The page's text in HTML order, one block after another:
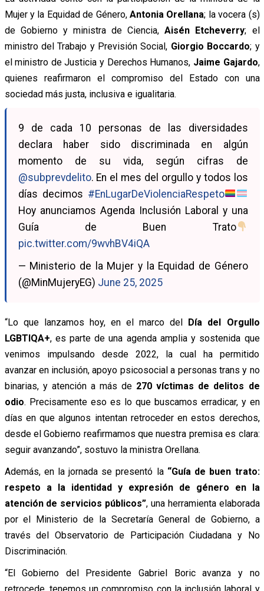
Mujer y la Equidad de Género,Antonia Orellana; la vocera (s)
de Gobierno y ministra de Ciencia,Aisén Etcheverry; el
ministro del Trabajo y Previsión Social, Giorgio Boccardo; y
el ministro de Justicia y Derechos Humanos, Jaime Gajardo,
quienes reafirmaron el compromiso del Estado con una
sociedad más justa, inclusiva e igualitaria.
9 de cada 10 personas de las diversidades
declara haber sido discriminada en algún
momento de su vida, según cifras de
@subprevdelito. En el mes del orgullo y todos los
días decimos #EnLugarDeViolenciaRespeto
Hoy anunciamos Agenda Inclusión Laboral y una
Guía de Buen Trato
pic.twitter.com/9wvhBV4iQA
— Ministerio de la Mujer y la Equidad de Género
(@MinMujeryEG) June 25, 2025
“Lo que lanzamos hoy, en el marco del Día del Orgullo
LGBTIQA+, es parte de una agenda amplia y sostenida que
venimos impulsando desde 2022, la cual ha permitido
avanzar en inclusión, apoyo psicosocial a personas trans y no
binarias, y atención a más de 270 víctimas de delitos de
odio. Precisamente eso es lo que buscamos erradicar, y en
días en que algunos intentan retroceder en estos derechos,
desde el Gobierno reafirmamos que nuestra premisa es clara:
seguir avanzando”, sostuvo la ministra Orellana.
Además, en la jornada se presentó la “Guía de buen trato:
respeto a la identidad y expresión de género en la
atención de servicios públicos”, una herramienta elaborada
por el Ministerio de la Secretaría General de Gobierno, a
través del Observatorio de Participación Ciudadana y No
Discriminación.
“El Gobierno del Presidente Gabriel Boric avanza y no
retrocede, tenemos un compromiso con la inclusión laboral y